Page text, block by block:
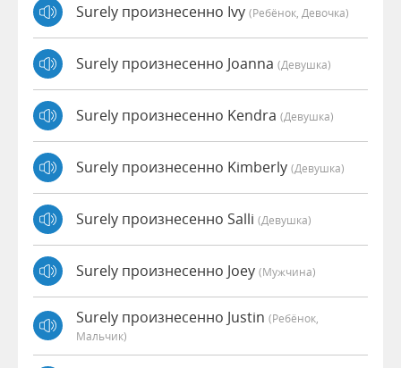
Surely произнесенно Ivy (Ребёнок, Девочка)
Surely произнесенно Joanna (девушка)
Surely произнесенно Kendra (девушка)
Surely произнесенно Kimberly (девушка)
Surely произнесенно Salli (девушка)
Surely произнесенно Joey (мужчина)
Surely произнесенно Justin (Ребёнок,
Мальчик)